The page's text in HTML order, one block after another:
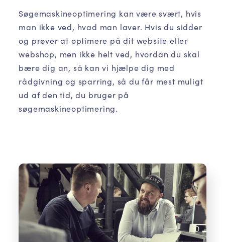
Søgemaskineoptimering kan være svært, hvis
man ikke ved, hvad man laver. Hvis du sidder
og prøver at optimere på dit website eller
webshop, men ikke helt ved, hvordan du skal
bære dig an, så kan vi hjælpe dig med
rådgivning og sparring, så du får mest muligt
ud af den tid, du bruger på
søgemaskineoptimering.